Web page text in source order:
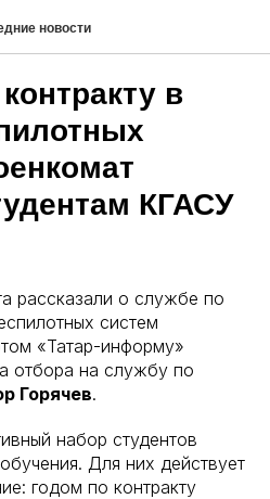
новости
в
КГАСУ
рассказали о службе по
систем
«Татар-информу»
отбора на службу по
Горячев.
набор студентов
Для них действует
годом по контракту